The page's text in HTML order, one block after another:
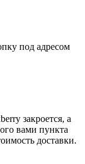
под адресом
закроется, а
вами пункта
доставки.